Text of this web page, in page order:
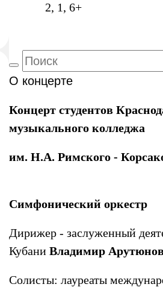
2, 1, 6+
О концерте
Концерт студентов
музыкального колледжа
им. Н.А. Римского -
Симфонический оркестр
Дирижер - заслуженный
Кубани Владимир
Солисты: лауреаты